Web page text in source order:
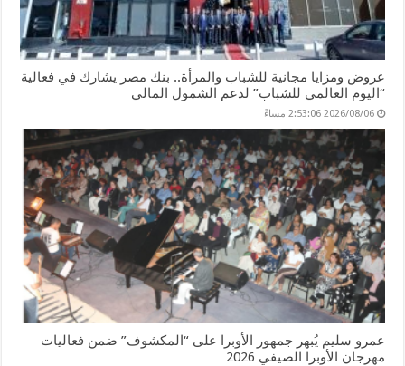
عروض ومزايا مجانية للشباب والمرأة.. بنك مصر يشارك في فعالية
“اليوم العالمي للشباب” لدعم الشمول المالي
2026/08/06 2:53:06 مساءً
عمرو سليم يُبهر جمهور الأوبرا على “المكشوف” ضمن فعاليات
مهرجان الأوبرا الصيفي 2026